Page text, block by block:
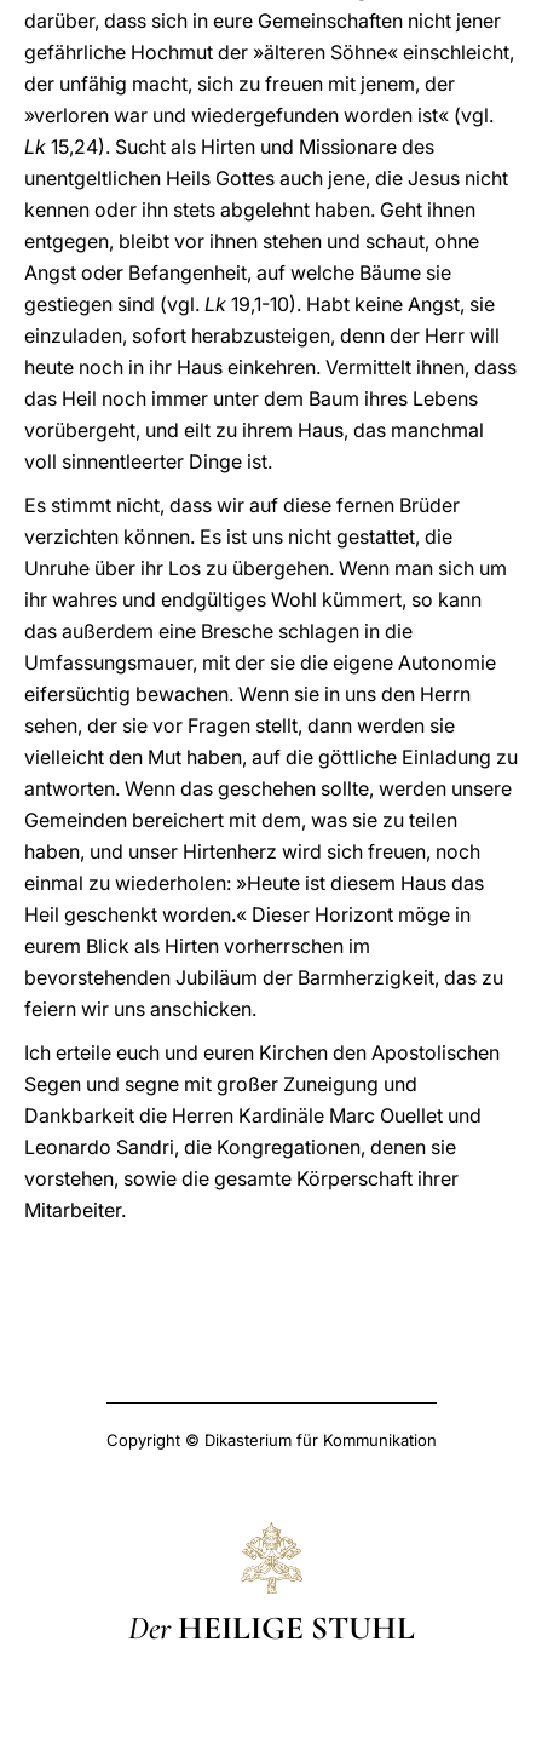
darüber, dass sich in eure Gemeinschaften nicht jener
gefährliche Hochmut der »älteren Söhne« einschleicht,
der unfähig macht, sich zu freuen mit jenem, der
»verloren war und wiedergefunden worden ist« (vgl.
Lk 15,24). Sucht als Hirten und Missionare des
unentgeltlichen Heils Gottes auch jene, die Jesus nicht
kennen oder ihn stets abgelehnt haben. Geht ihnen
entgegen, bleibt vor ihnen stehen und schaut, ohne
Angst oder Befangenheit, auf welche Bäume sie
gestiegen sind (vgl. Lk 19,1-10). Habt keine Angst, sie
einzuladen, sofort herabzusteigen, denn der Herr will
heute noch in ihr Haus einkehren. Vermittelt ihnen, dass
das Heil noch immer unter dem Baum ihres Lebens
vorübergeht, und eilt zu ihrem Haus, das manchmal
voll sinnentleerter Dinge ist.
Es stimmt nicht, dass wir auf diese fernen Brüder
verzichten können. Es ist uns nicht gestattet, die
Unruhe über ihr Los zu übergehen. Wenn man sich um
ihr wahres und endgültiges Wohl kümmert, so kann
das außerdem eine Bresche schlagen in die
Umfassungsmauer, mit der sie die eigene Autonomie
eifersüchtig bewachen. Wenn sie in uns den Herrn
sehen, der sie vor Fragen stellt, dann werden sie
vielleicht den Mut haben, auf die göttliche Einladung zu
antworten. Wenn das geschehen sollte, werden unsere
Gemeinden bereichert mit dem, was sie zu teilen
haben, und unser Hirtenherz wird sich freuen, noch
einmal zu wiederholen: »Heute ist diesem Haus das
Heil geschenkt worden.« Dieser Horizont möge in
eurem Blick als Hirten vorherrschen im
bevorstehenden Jubiläum der Barmherzigkeit, das zu
feiern wir uns anschicken.
Ich erteile euch und euren Kirchen den Apostolischen
Segen und segne mit großer Zuneigung und
Dankbarkeit die Herren Kardinäle Marc Ouellet und
Leonardo Sandri, die Kongregationen, denen sie
vorstehen, sowie die gesamte Körperschaft ihrer
Mitarbeiter.
Copyright © Dikasterium für Kommunikation
Der HEILIGE STUHL